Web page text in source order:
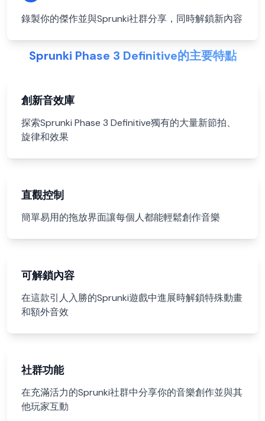
錄製你的傑作並與Sprunki社群分享，同時解鎖新內容
Sprunki Phase 3 Definitive的主要特點
創新音效庫
探索Sprunki Phase 3 Definitive獨有的大量新節拍、
旋律和效果
直觀控制
簡單易用的拖放界面讓每個人都能輕鬆創作音樂
可解鎖內容
在這款引人入勝的Sprunki遊戲中進展時解鎖特殊動畫
和額外音效
社群功能
在充滿活力的Sprunki社群中分享你的音樂創作並與其
他玩家互動